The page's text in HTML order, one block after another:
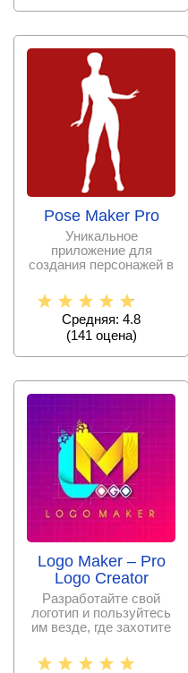
Pose Maker Pro
Уникальное
приложение для
создания персонажей в
возможностью
Средняя: 4.8
(141 оценa)
Logo Maker – Pro
Logo Creator
Разработайте свой
логотип и пользуйтесь
им везде, где захотите